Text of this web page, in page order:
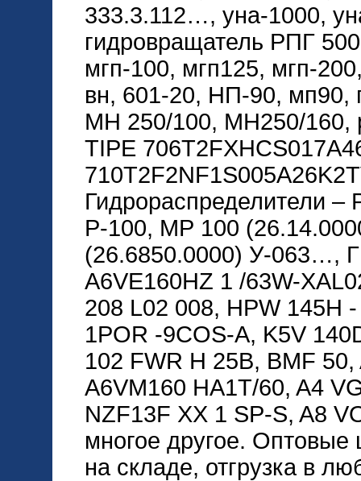
333.3.112…, уна-1000,
гидровращатель РПГ
мгп-100, мгп125, мгп-
вн, 601-20, НП-90, мп90,
МН 250/100, МН250/160,
TIPE
Гидрораспределители –
Р-100, МР 100
(26.6850.0000) У-063…,
A6VE160HZ 1 /63W-
208 L02 008, HPW 145H
1POR -9COS-A, K5V
102 FWR H 25B, BMF
A6VM160 HA1T/60, A4
NZF13F XX 1 SP-S, A8
многое другое. Оптовые
на складе, отгрузка в